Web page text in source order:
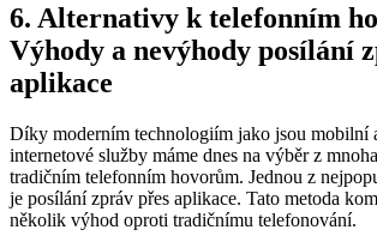
6. Alternativy k telefonním
Výhody a nevýhody posílání
aplikace
Díky moderním technologiím jako jsou mobilní
internetové služby máme dnes na výběr z
tradičním telefonním hovorům. Jednou z
je posílání zpráv přes aplikace. Tato metoda
několik výhod oproti tradičnímu telefonování.